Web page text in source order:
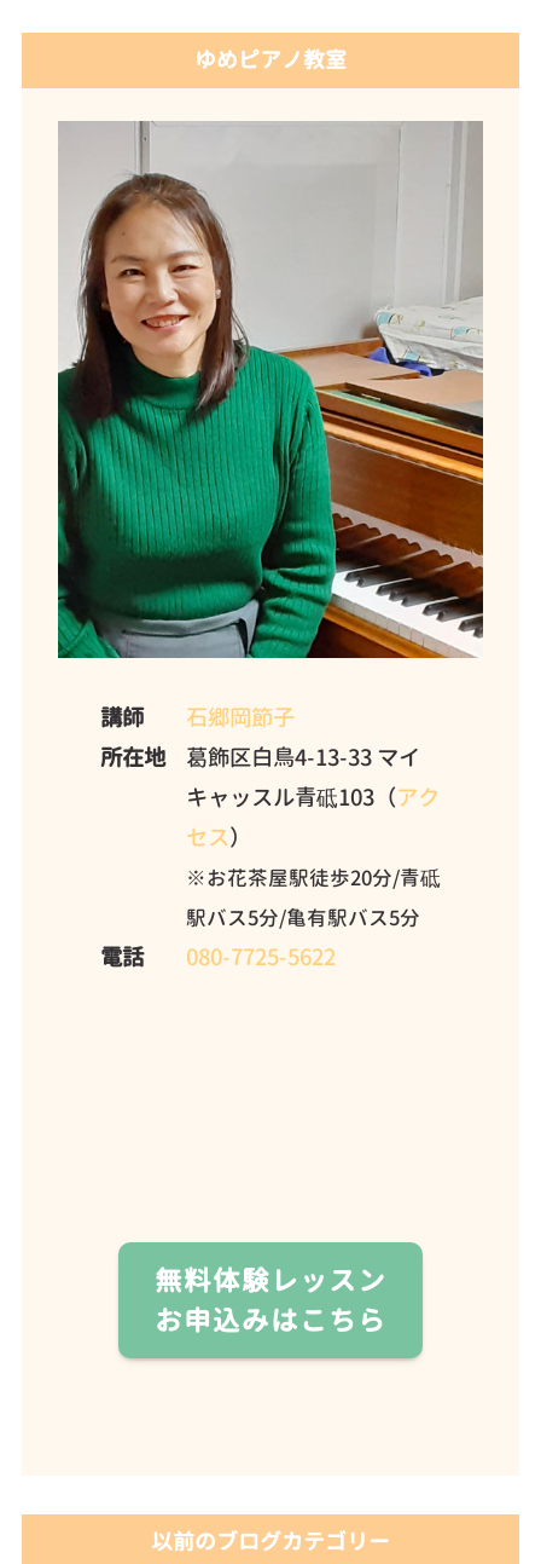
ゆめピアノ教室
講師
石郷岡節子
所在地
葛飾区白鳥4-13-33 マイ
キャッスル青砥103（アク
セス）
※お花茶屋駅徒歩20分/青砥
駅バス5分/亀有駅バス5分
電話 080-7725-5622
無料体験レッスン
お申込みはこちら
以前のブログカテゴリー